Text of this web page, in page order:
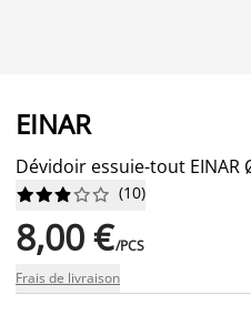
EINAR
Dévidoir essuie-tout EINAR





 (10)
8,00 €/PCS
Frais de livraison